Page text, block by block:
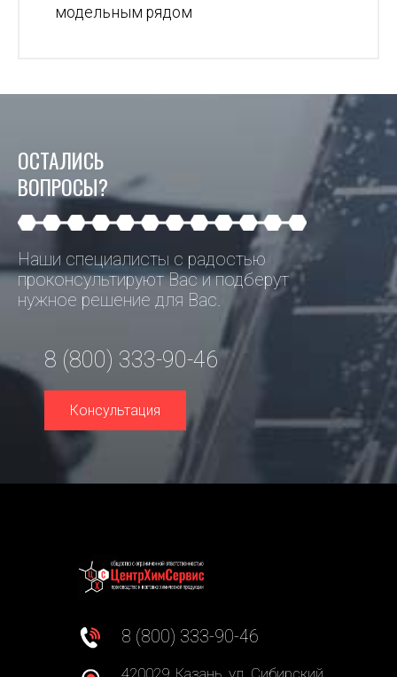
модельным рядом
ОСТАЛИСЬ
ВОПРОСЫ?
Наши специалисты с радостью
проконсультируют Вас и подберут
нужное решение для Вас.
8 (800) 333-90-46
Консультация
8 (800) 333-90-46
420029, Казань, ул. Сибирский